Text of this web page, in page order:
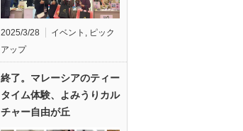
2025/3/28 イベント
ピック
アップ
終了。マレーシアのティー
タイム体験、よみうりカル
チャー自由が丘